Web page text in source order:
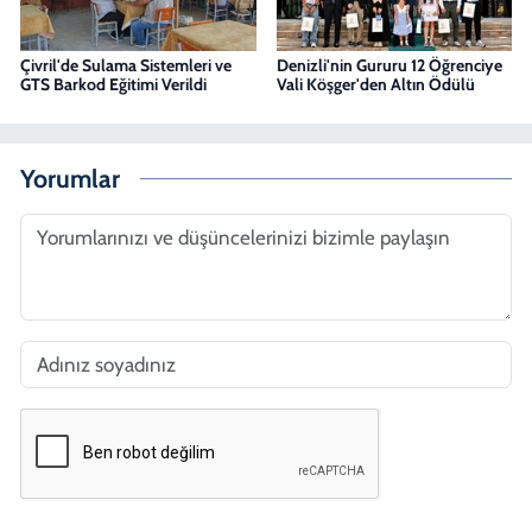
Çivril'de Sulama Sistemleri ve
GTS Barkod Eğitimi Verildi
Denizli'nin Gururu 12 Öğrenciye
Vali Köşger'den Altın Ödülü
Yorumlar